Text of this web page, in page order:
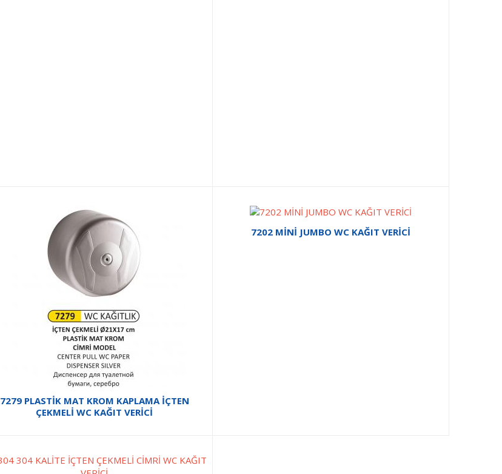
7279 PLASTİK MAT KROM KAPLAMA İÇTEN
ÇEKMELİ WC KAĞIT VERİCİ
7202 MİNİ JUMBO WC KAĞIT VERİCİ